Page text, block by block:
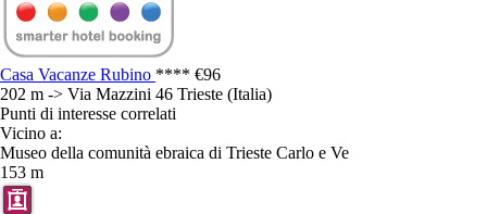
Casa Vacanze Rubino **** €96
202 m -> Via Mazzini 46 Trieste (Italia)
Punti di interesse correlati
Vicino a:
Museo della comunità ebraica di Trieste Carlo e Ve
153 m